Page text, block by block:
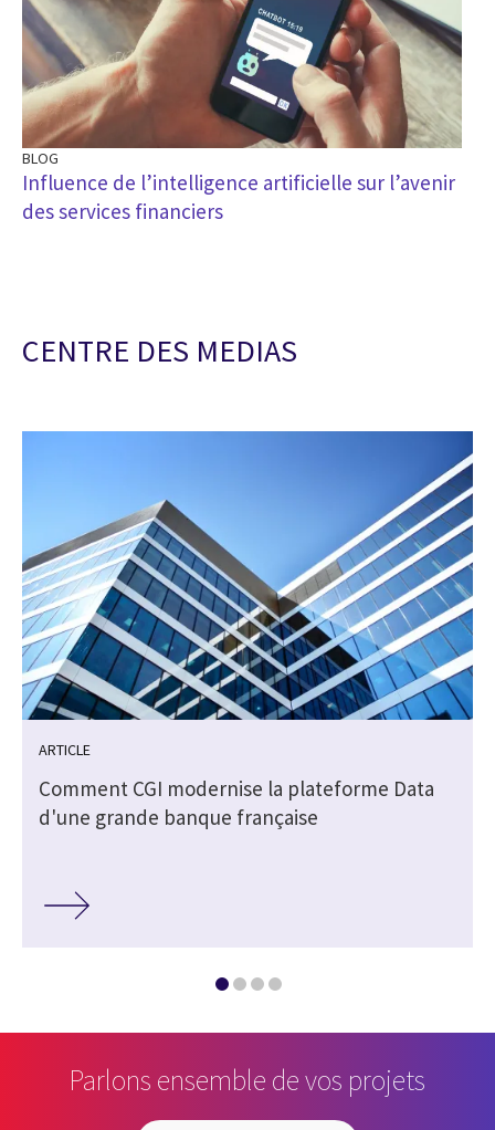
BLOG
Influence de l’intelligence artificielle sur l’avenir
des services financiers
CENTRE DES MEDIAS
ARTICLE
Comment CGI modernise la plateforme Data
d'une grande banque française
Parlons ensemble de vos projets